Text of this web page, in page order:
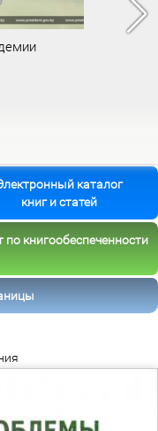
каталог
книг и статей
по книгообеспеченности